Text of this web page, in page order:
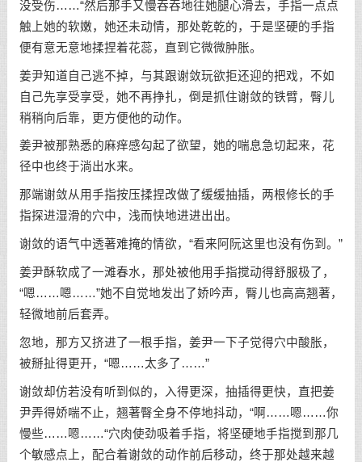
没受伤……“然后那手又慢吞吞地往她腿心滑去，手指一点点
触上她的软嫩，她还未动情，那处乾乾的，于是坚硬的手指
便有意无意地揉捏着花蕊，直到它微微肿胀。
姜尹知道自己逃不掉，与其跟谢敛玩欲拒还迎的把戏，不如
自己先享受享受，她不再挣扎，倒是抓住谢敛的铁臂，臀儿
稍稍向后靠，更方便他的动作。
姜尹被那熟悉的麻痒感勾起了欲望，她的喘息急切起来，花
径中也终于淌出水来。
那端谢敛从用手指按压揉捏改做了缓缓抽插，两根修长的手
指探进湿滑的穴中，浅而快地进进出出。
谢敛的语气中透著难掩的情欲，“看来阿阮这里也没有伤到。”
姜尹酥软成了一滩春水，那处被他用手指搅动得舒服极了，
“嗯……嗯……”她不自觉地发出了娇吟声，臀儿也高高翘著，
轻微地前后套弄。
忽地，那方又挤进了一根手指，姜尹一下子觉得穴中酸胀，
被掰扯得更开，“嗯……太多了……”
谢敛却仿若没有听到似的，入得更深，抽插得更快，直把姜
尹弄得娇喘不止，翘著臀全身不停地抖动，“啊……嗯……你
慢些……嗯……“穴肉使劲吸着手指，将坚硬地手指搅到那几
个敏感点上，配合着谢敛的动作前后移动，终于那处越来越